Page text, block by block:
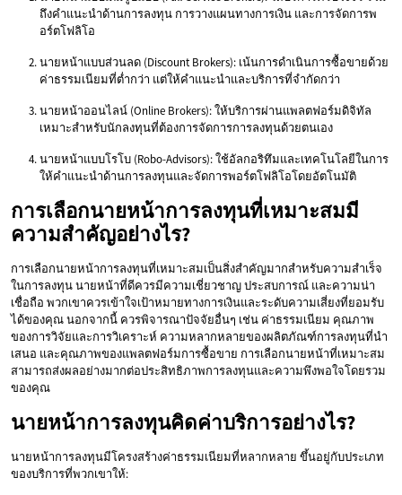
ถึงคำแนะนำด้านการลงทุน การวางแผนทางการเงิน และการจัดการพ
อร์ตโฟลิโอ
นายหน้าแบบส่วนลด (Discount Brokers): เน้นการดำเนินการซื้อขายด้วย
ค่าธรรมเนียมที่ต่ำกว่า แต่ให้คำแนะนำและบริการที่จำกัดกว่า
นายหน้าออนไลน์ (Online Brokers): ให้บริการผ่านแพลตฟอร์มดิจิทัล
เหมาะสำหรับนักลงทุนที่ต้องการจัดการการลงทุนด้วยตนเอง
นายหน้าแบบโรโบ (Robo-Advisors): ใช้อัลกอริทึมและเทคโนโลยีในการ
ให้คำแนะนำด้านการลงทุนและจัดการพอร์ตโฟลิโอโดยอัตโนมัติ
การเลือกนายหน้าการลงทุนที่เหมาะสมมี
ความสำคัญอย่างไร?
การเลือกนายหน้าการลงทุนที่เหมาะสมเป็นสิ่งสำคัญมากสำหรับความสำเร็จ
ในการลงทุน นายหน้าที่ดีควรมีความเชี่ยวชาญ ประสบการณ์ และความน่า
เชื่อถือ พวกเขาควรเข้าใจเป้าหมายทางการเงินและระดับความเสี่ยงที่ยอมรับ
ได้ของคุณ นอกจากนี้ ควรพิจารณาปัจจัยอื่นๆ เช่น ค่าธรรมเนียม คุณภาพ
ของการวิจัยและการวิเคราะห์ ความหลากหลายของผลิตภัณฑ์การลงทุนที่นำ
เสนอ และคุณภาพของแพลตฟอร์มการซื้อขาย การเลือกนายหน้าที่เหมาะสม
สามารถส่งผลอย่างมากต่อประสิทธิภาพการลงทุนและความพึงพอใจโดยรวม
ของคุณ
นายหน้าการลงทุนคิดค่าบริการอย่างไร?
นายหน้าการลงทุนมีโครงสร้างค่าธรรมเนียมที่หลากหลาย ขึ้นอยู่กับประเภท
ของบริการที่พวกเขาให้: